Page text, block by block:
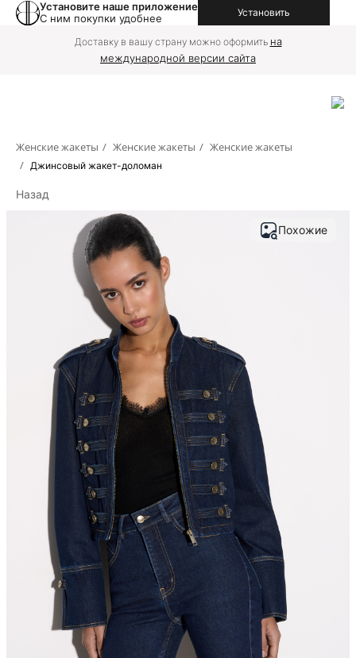
Установите наше приложение
С ним покупки удобнее
Установить
Доставку в вашу страну можно оформить на
международной версии сайта
Женские жакеты / Женские жакеты / Женские жакеты
/ Джинсовый жакет-доломан
Назад
Похожие